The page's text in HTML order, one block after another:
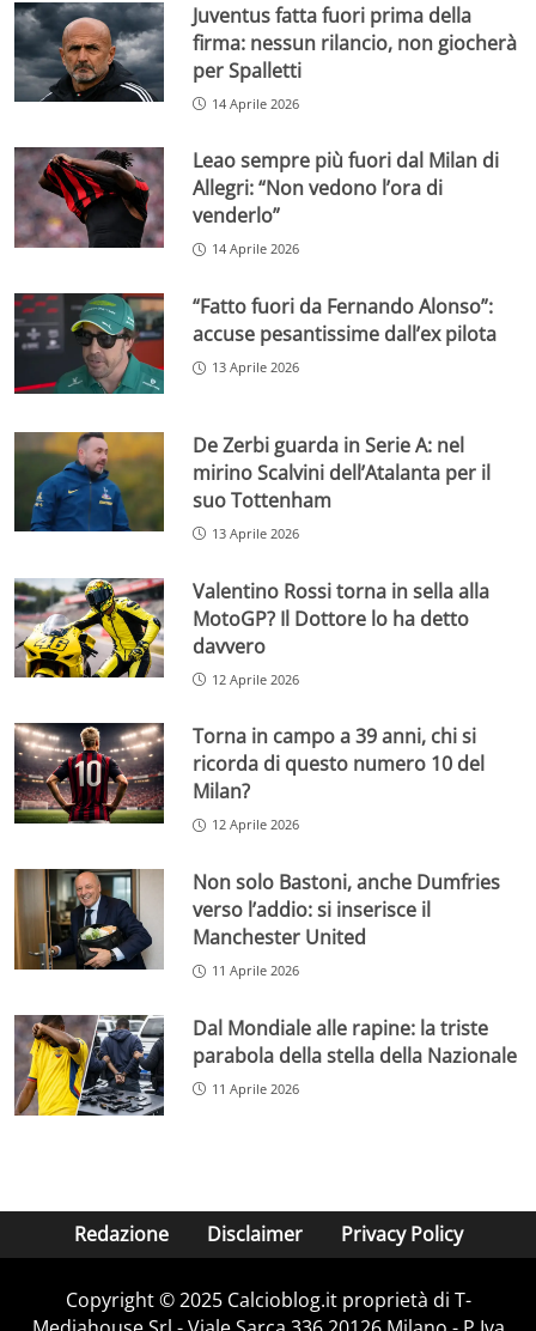
Juventus fatta fuori prima della
firma: nessun rilancio, non giocherà
per Spalletti
14 Aprile 2026
Leao sempre più fuori dal Milan di
Allegri: “Non vedono l’ora di
venderlo”
14 Aprile 2026
“Fatto fuori da Fernando Alonso”:
accuse pesantissime dall’ex pilota
13 Aprile 2026
De Zerbi guarda in Serie A: nel
mirino Scalvini dell’Atalanta per il
suo Tottenham
13 Aprile 2026
Valentino Rossi torna in sella alla
MotoGP? Il Dottore lo ha detto
davvero
12 Aprile 2026
Torna in campo a 39 anni, chi si
ricorda di questo numero 10 del
Milan?
12 Aprile 2026
Non solo Bastoni, anche Dumfries
verso l’addio: si inserisce il
Manchester United
11 Aprile 2026
Dal Mondiale alle rapine: la triste
parabola della stella della Nazionale
11 Aprile 2026
Redazione Disclaimer Privacy Policy
Copyright © 2025 Calcioblog.it proprietà di T-